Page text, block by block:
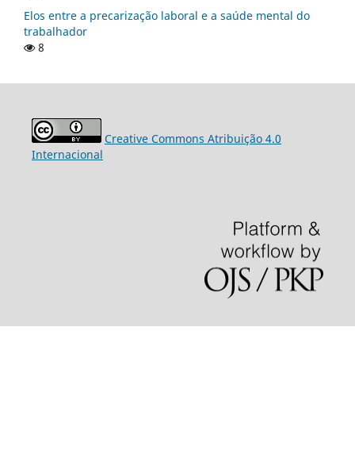
Elos entre a precarização laboral e a saúde mental do
trabalhador
8
Creative Commons Atribuição 4.0
Internacional